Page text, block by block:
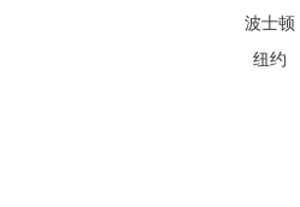
波士顿
纽约